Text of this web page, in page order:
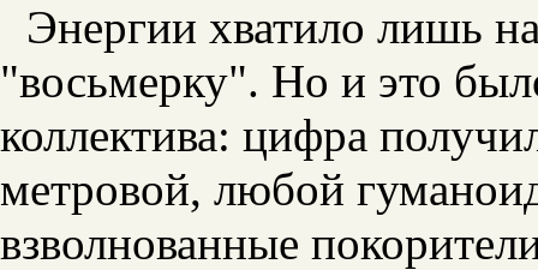
Энергии хватило лишь
"восьмерку". Но и это
коллектива: цифра
метровой, любой
взволнованные